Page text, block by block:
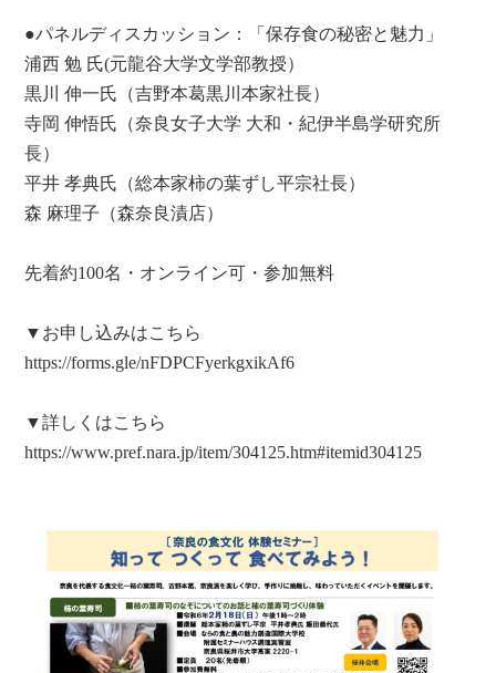
●パネルディスカッション：「保存食の秘密と魅力」
浦西 勉 氏(元龍谷大学文学部教授）
黒川 伸一氏（吉野本葛黒川本家社長）
寺岡 伸悟氏（奈良女子大学 大和・紀伊半島学研究所
長）
平井 孝典氏（総本家柿の葉ずし平宗社長）
森 麻理子（森奈良漬店）
先着約100名・オンライン可・参加無料
▼お申し込みはこちら
https://forms.gle/nFDPCFyerkgxikAf6
▼詳しくはこちら
https://www.pref.nara.jp/item/304125.htm#itemid304125